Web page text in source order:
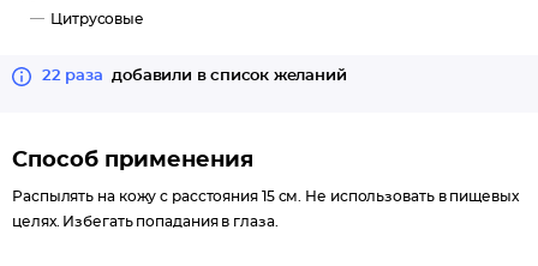
Цитрусовые
22 раза добавили в список желаний
Способ применения
Распылять на кожу с расстояния 15 см. Не использовать в пищевых
целях. Избегать попадания в глаза.